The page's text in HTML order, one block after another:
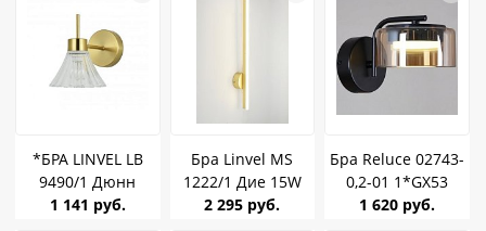
*БРА LINVEL LB
9490/1 Дюнн
матовое золото
1 141 руб.
Бра Linvel MS
1222/1 Дие 15W
Золото 4000К
2 295 руб.
Бра Reluce 02743-
0,2-01 1*GX53
черный стекло
1 620 руб.